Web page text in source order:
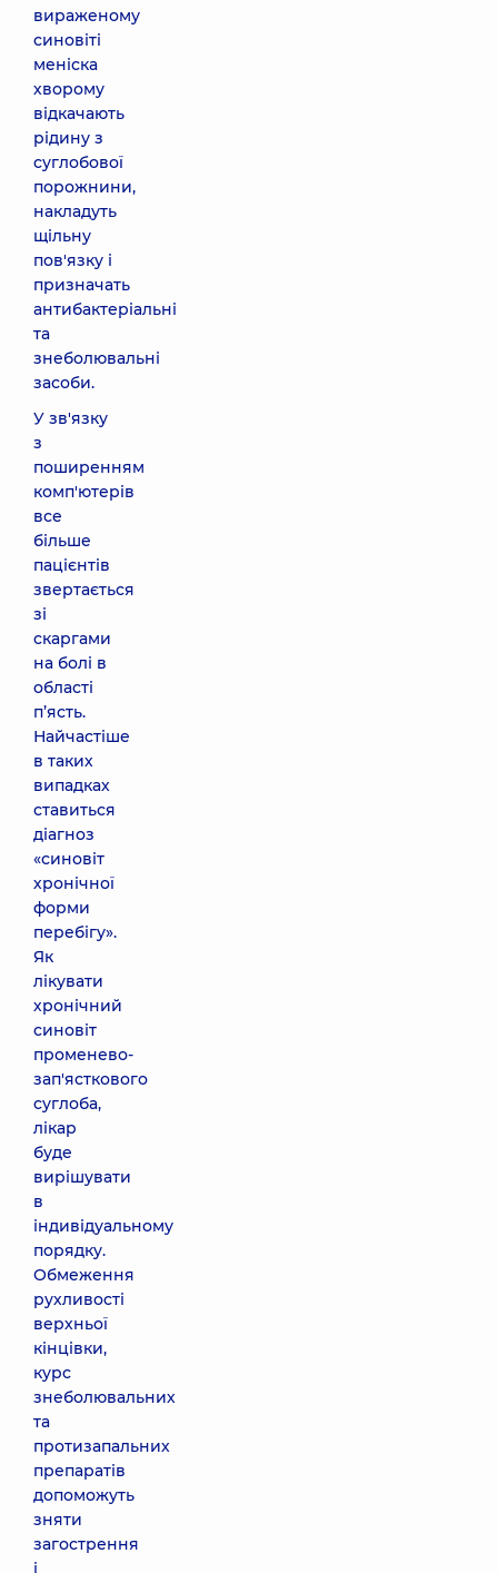
вираженому
синовіті
меніска
хворому
відкачають
рідину з
суглобової
порожнини,
накладуть
щільну
пов'язку і
призначать
антибактеріальні
та
знеболювальні
засоби.
У зв'язку
з
поширенням
комп'ютерів
все
більше
пацієнтів
звертається
зі
скаргами
на болі в
області
п’ясть.
Найчастіше
в таких
випадках
ставиться
діагноз
«синовіт
хронічної
форми
перебігу».
Як
лікувати
хронічний
синовіт
променево-
зап'ясткового
суглоба,
лікар
буде
вирішувати
в
індивідуальному
порядку.
Обмеження
рухливості
верхньої
кінцівки,
курс
знеболювальних
та
протизапальних
препаратів
допоможуть
зняти
загострення
і